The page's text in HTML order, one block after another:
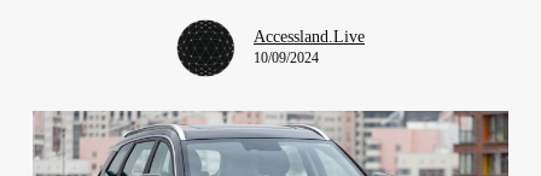
Accessland.Live
10/09/2024